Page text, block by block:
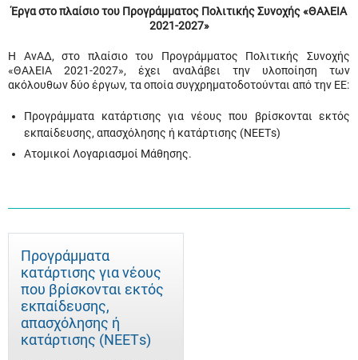
Έργα στο πλαίσιο του Προγράμματος Πολιτικής Συνοχής «ΘΑλΕΙΑ
2021-2027»
Η ΑνΑΔ, στο πλαίσιο του Προγράμματος Πολιτικής Συνοχής
«ΘΑλΕΙΑ 2021-2027», έχει αναλάβει την υλοποίηση των
ακόλουθων δύο έργων, τα οποία συγχρηματοδοτούνται από την ΕΕ:
Προγράμματα κατάρτισης για νέους που βρίσκονται εκτός
εκπαίδευσης, απασχόλησης ή κατάρτισης (ΝΕΕΤs)
Ατομικοί Λογαριασμοί Μάθησης.
Προγράμματα
κατάρτισης για νέους
που βρίσκονται εκτός
εκπαίδευσης,
απασχόλησης ή
κατάρτισης (ΝΕΕΤs)